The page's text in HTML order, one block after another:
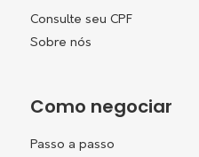
Consulte seu CPF
Sobre nós
Como negociar
Passo a passo